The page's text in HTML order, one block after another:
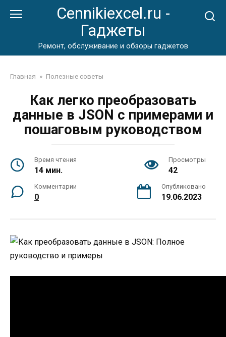
Cennikiexcel.ru -
Гаджеты
Ремонт, обслуживание и обзоры гаджетов
Главная » Полезные советы
Как легко преобразовать
данные в JSON с примерами и
пошаговым руководством
Время чтения
14 мин.
Просмотры
42
Комментарии
0
Опубликовано
19.06.2023